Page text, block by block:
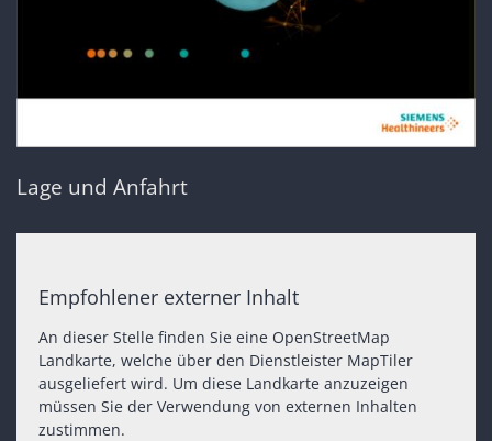
Lage und Anfahrt
Empfohlener externer Inhalt
An dieser Stelle finden Sie eine OpenStreetMap
Landkarte, welche über den Dienstleister MapTiler
ausgeliefert wird. Um diese Landkarte anzuzeigen
müssen Sie der Verwendung von externen Inhalten
zustimmen.